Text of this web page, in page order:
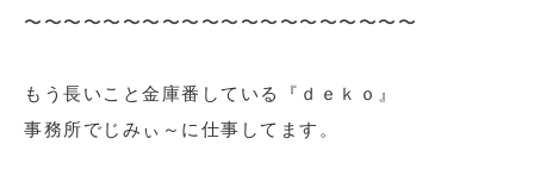
〜〜〜〜〜〜〜〜〜〜〜〜〜〜〜〜〜〜〜〜
もう長いこと金庫番している『ｄｅｋｏ』
事務所でじみぃ～に仕事してます。